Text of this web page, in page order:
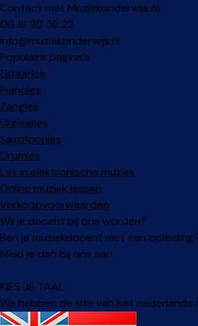
Contact met Muziekonderwijs.nl
06 18 20 58 22
info@muziekonderwijs.nl
Populaire pagina's
Gitaarles
Pianoles
Zangles
Ukeleleles
Saxofoonles
Drumles
Les in elektronische muziek
Online muziek lessen
Verkoopvoorwaarden
Wil je docent bij ons worden?
Ben je muziekdocent met een
Meld je dan bij ons aan.
KIES JE TAAL
We hebben de site van het nederlands